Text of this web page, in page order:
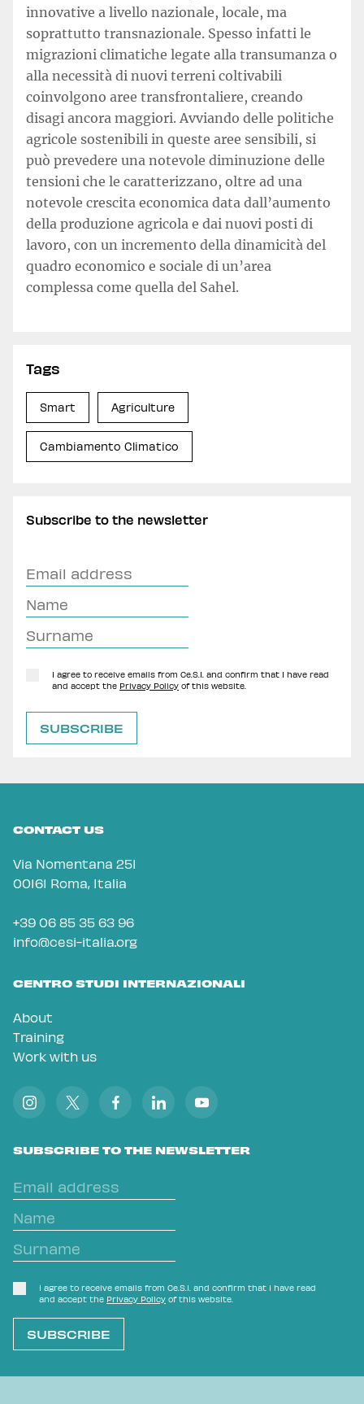
innovative a livello nazionale, locale, ma
soprattutto transnazionale. Spesso infatti le
migrazioni climatiche legate alla transumanza o
alla necessità di nuovi terreni coltivabili
coinvolgono aree transfrontaliere, creando
disagi ancora maggiori. Avviando delle politiche
agricole sostenibili in queste aree sensibili, si
può prevedere una notevole diminuzione delle
tensioni che le caratterizzano, oltre ad una
notevole crescita economica data dall’aumento
della produzione agricola e dai nuovi posti di
lavoro, con un incremento della dinamicità del
quadro economico e sociale di un’area
complessa come quella del Sahel.
Tags
Smart Agriculture
Cambiamento Climatico
Subscribe to the newsletter
I agree to receive emails from Ce.S.I. and confirm that I have read
and accept the Privacy Policy of this website.
CONTACT US
Via Nomentana 251
00161 Roma, Italia
+39 06 85 35 63 96
info@cesi-italia.org
CENTRO STUDI INTERNAZIONALI
About
Training
Work with us
SUBSCRIBE TO THE NEWSLETTER
I agree to receive emails from Ce.S.I. and confirm that I have read
and accept the Privacy Policy of this website.